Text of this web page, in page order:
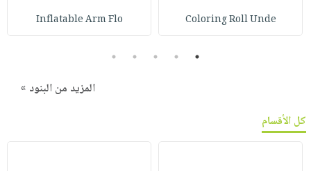
Coloring Roll Unde
Inflatable Arm Flo
1
2
3
4
5
المزيد من البنود »
كل الأقسام